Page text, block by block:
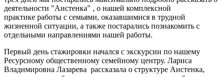
деятельности "Аистенка" , о нашей комплексной
практике работы с семьями, оказавшимися в трудной
жизненной ситуации, а также постарались познакомить с
отдельными направлениями нашей работы.
Первый день стажировки начался с экскурсии по нашему
Ресурсному общественному семейному центру. Лариса
Владимировна Лазарева рассказала о структуре Аистенка,